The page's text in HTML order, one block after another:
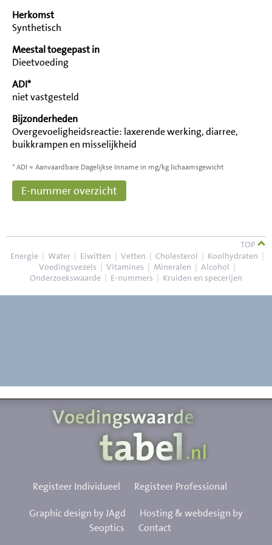
Herkomst
Synthetisch
Meestal toegepast in
Dieetvoeding
ADI*
niet vastgesteld
Bijzonderheden
Overgevoeligheidsreactie: laxerende werking, diarree,
buikkrampen en misselijkheid
* ADI = Aanvaardbare Dagelijkse Inname in mg/kg lichaamsgewicht
E-nummer overzicht
TOP
Energie | Water | Eiwitten | Vetten | Cholesterol | Koolhydraten |
Voedingsvezels | Vitamines | Mineralen | Alcohol |
Onderzoekswaarde | E-nummers | Kruiden en specerijen
Registeer Individueel Registeer Professional
Graphic design by JAgd
Hosting & webdesign by
Seoptics
Contact